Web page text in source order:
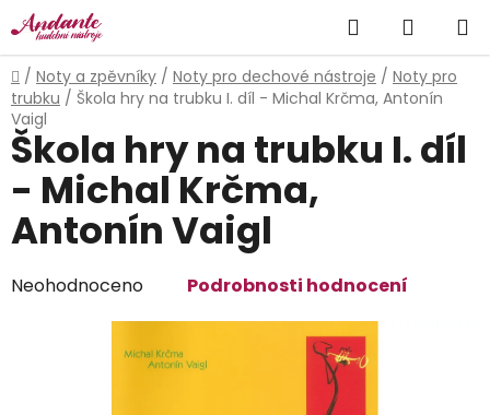
Přejít
na
obsah
Hledat
KOŠÍK
Domů
/ Noty a zpěvníky / Noty pro dechové nástroje / Noty pro
trubku / Škola hry na trubku I. díl - Michal Krčma, Antonín
Vaigl
Škola hry na trubku I. díl
- Michal Krčma,
Antonín Vaigl
Průměrné
Neohodnoceno Podrobnosti hodnocení